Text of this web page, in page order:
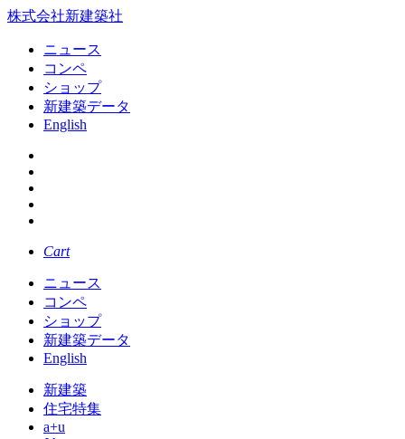
株式会社新建築社
ニュース
コンペ
ショップ
新建築データ
English
Cart
ニュース
コンペ
ショップ
新建築データ
English
新建築
住宅特集
a+u